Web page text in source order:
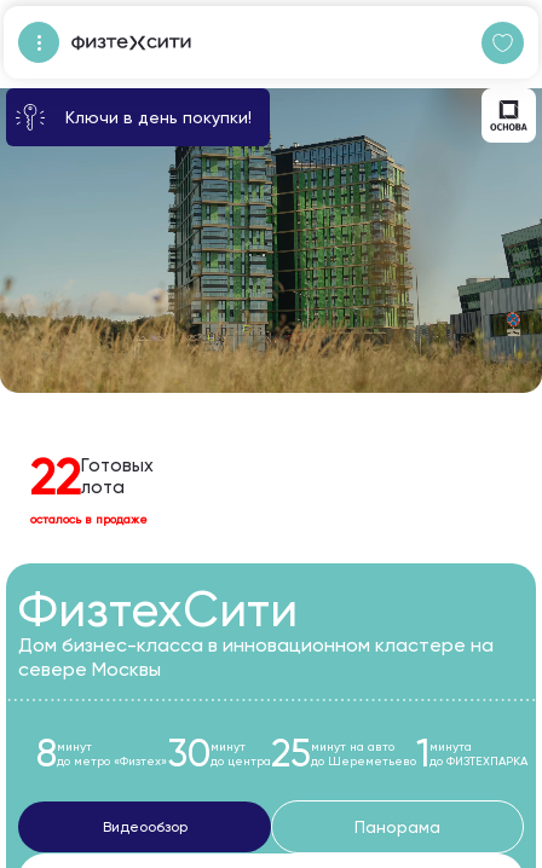
Ключи в день покупки!
22Готовых
лота
осталось в продаже
ФизтехСити
Дом бизнес-класса в инновационном кластере на
севере Москвы
8минут
до метро «Физтех»30минут
до центра25минут на авто
до Шереметьево1 минута
до ФИЗТЕХПАРКА
Видеообзор Панорама